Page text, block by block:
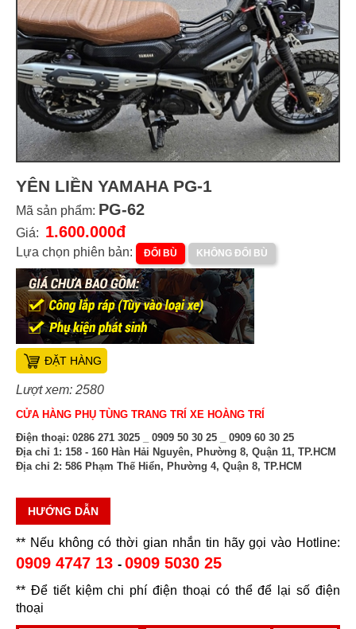
YÊN LIỀN YAMAHA PG-1
Mã sản phẩm: PG-62
Giá: 1.600.000đ
Lựa chọn phiên bản: ĐỔI BÙ KHÔNG ĐỔI BÙ
ĐẶT HÀNG
Lượt xem: 2580
CỬA HÀNG PHỤ TÙNG TRANG TRÍ XE HOÀNG TRÍ
Điện thoại: 0286 271 3025 _ 0909 50 30 25 _ 0909 60 30 25
Địa chỉ 1: 158 - 160 Hàn Hải Nguyên, Phường 8, Quận 11, TP.HCM
Địa chỉ 2: 586 Phạm Thế Hiển, Phường 4, Quận 8, TP.HCM
HƯỚNG DẪN
** Nếu không có thời gian nhắn tin hãy gọi vào Hotline:
0909 4747 13 - 0909 5030 25
** Để tiết kiệm chi phí điện thoại có thể để lại số điện
thoại